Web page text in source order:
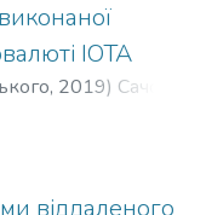
IOTA
, 2019) Сачов,